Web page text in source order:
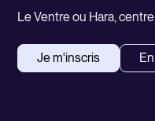
Le Ventre ou Hara,
Je m'inscris